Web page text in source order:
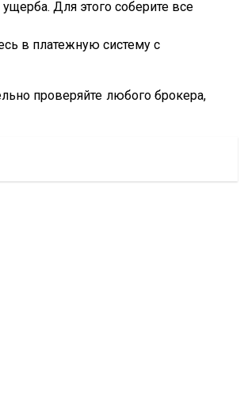
Для этого соберите все
в платежную систему с
проверяйте любого брокера,